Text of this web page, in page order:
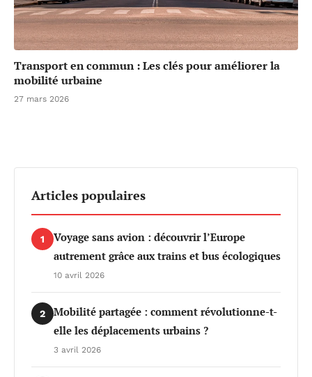
Transport en commun : Les clés pour améliorer la
mobilité urbaine
27 mars 2026
Articles populaires
1
Voyage sans avion : découvrir l’Europe
autrement grâce aux trains et bus écologiques
10 avril 2026
2
Mobilité partagée : comment révolutionne-t-
elle les déplacements urbains ?
3 avril 2026